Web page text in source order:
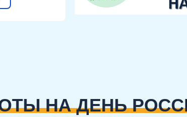
НА ДЕНЬ